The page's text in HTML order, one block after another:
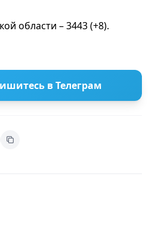
области – 3443 (+8).
в Телеграм